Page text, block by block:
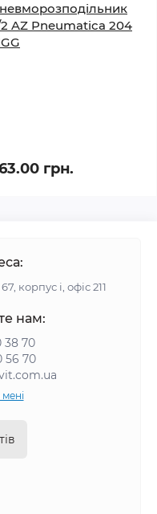
AZ Pneumatica 204
грн.
корпус і, офіс 211
нам:
38 70
56 70